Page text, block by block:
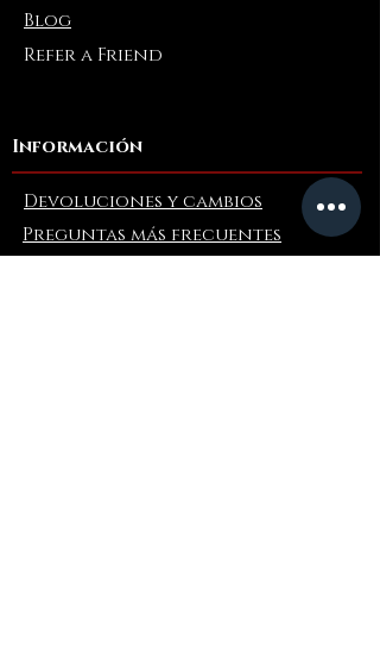
Blog
Refer a Friend
Información
Devoluciones y cambios
Preguntas más frecuentes